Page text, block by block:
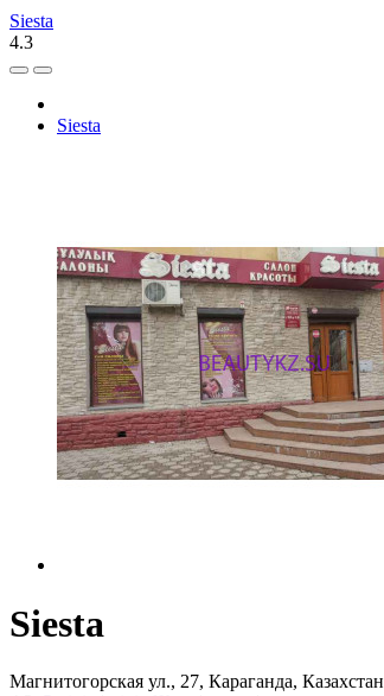
Siesta
4.3
Siesta
Siesta
Магнитогорская ул., 27, Караганда, Казахстан